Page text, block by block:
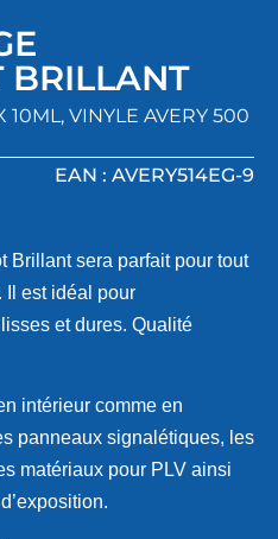
BRILLANT
10ML , VINYLE AVERY 500
EAN : AVERY514EG-9
Brillant sera parfait pour tout
Il est idéal pour
et dures. Qualité
intérieur comme en
panneaux signalétiques, les
matériaux pour PLV ainsi